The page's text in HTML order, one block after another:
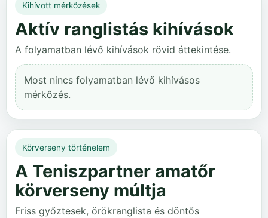
Kihívott mérkőzések
Aktív ranglistás kihívások
A folyamatban lévő kihívások rövid áttekintése.
Most nincs folyamatban lévő kihívásos
mérkőzés.
Körverseny történelem
A Teniszpartner amatőr
körverseny múltja
Friss győztesek, örökranglista és döntős